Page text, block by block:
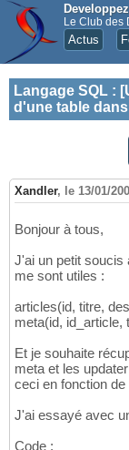
Le Club des
Actus
Langage SQL :
d'une table
Xandler, le 13/01/
Bonjour à tous,
J'ai un petit soucis
me sont utiles :
articles(id, titre,
meta(id, id_article,
Et je souhaite
meta et les
ceci en fonction de
J'ai essayé avec
Code :